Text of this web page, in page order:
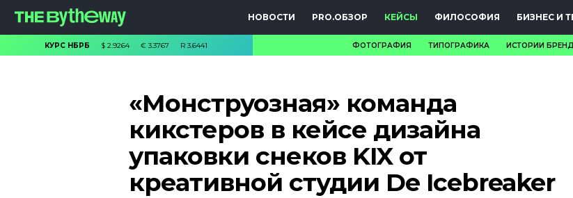
НОВОСТИ PRO.ОБЗОР КЕЙСЫ ФИЛОСОФИЯ БИЗНЕС И
КУРС НБРБ $ 2.9264 € 3.3767 R 3.6441 ФОТОГРАФИЯ ТИПОГРАФИКА ИСТОРИИ
«Монструозная» команда
кикстеров в кейсе дизайна
упаковки снеков KIX от
креативной студии De Icebreaker
PRO.ОБЗОР
КЕЙСЫ
ФИЛОСОФИЯ